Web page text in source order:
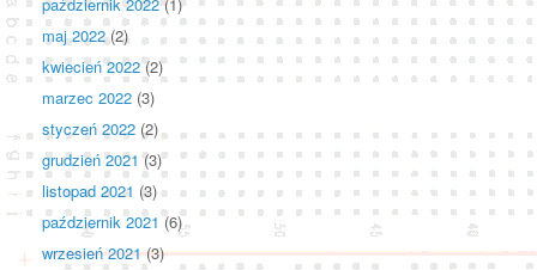
maj 2022(2)
kwiecień 2022(2)
marzec 2022 (3)
styczeń 2022 (2)
grudzień 2021 (3)
listopad 2021 (3)
październik 2021 (6)
wrzesień 2021(3)